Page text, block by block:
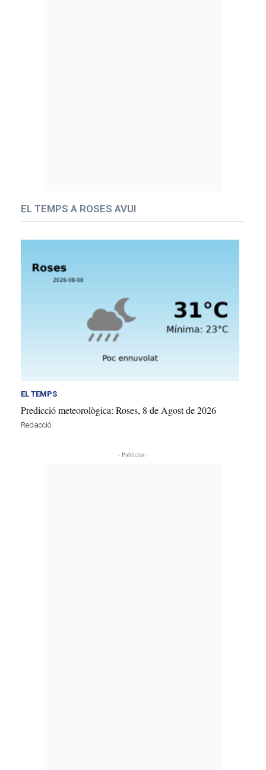
EL TEMPS A ROSES AVUI
EL TEMPS
Predicció meteorològica: Roses, 8 de Agost de 2026
Redacció
- Publicitat -